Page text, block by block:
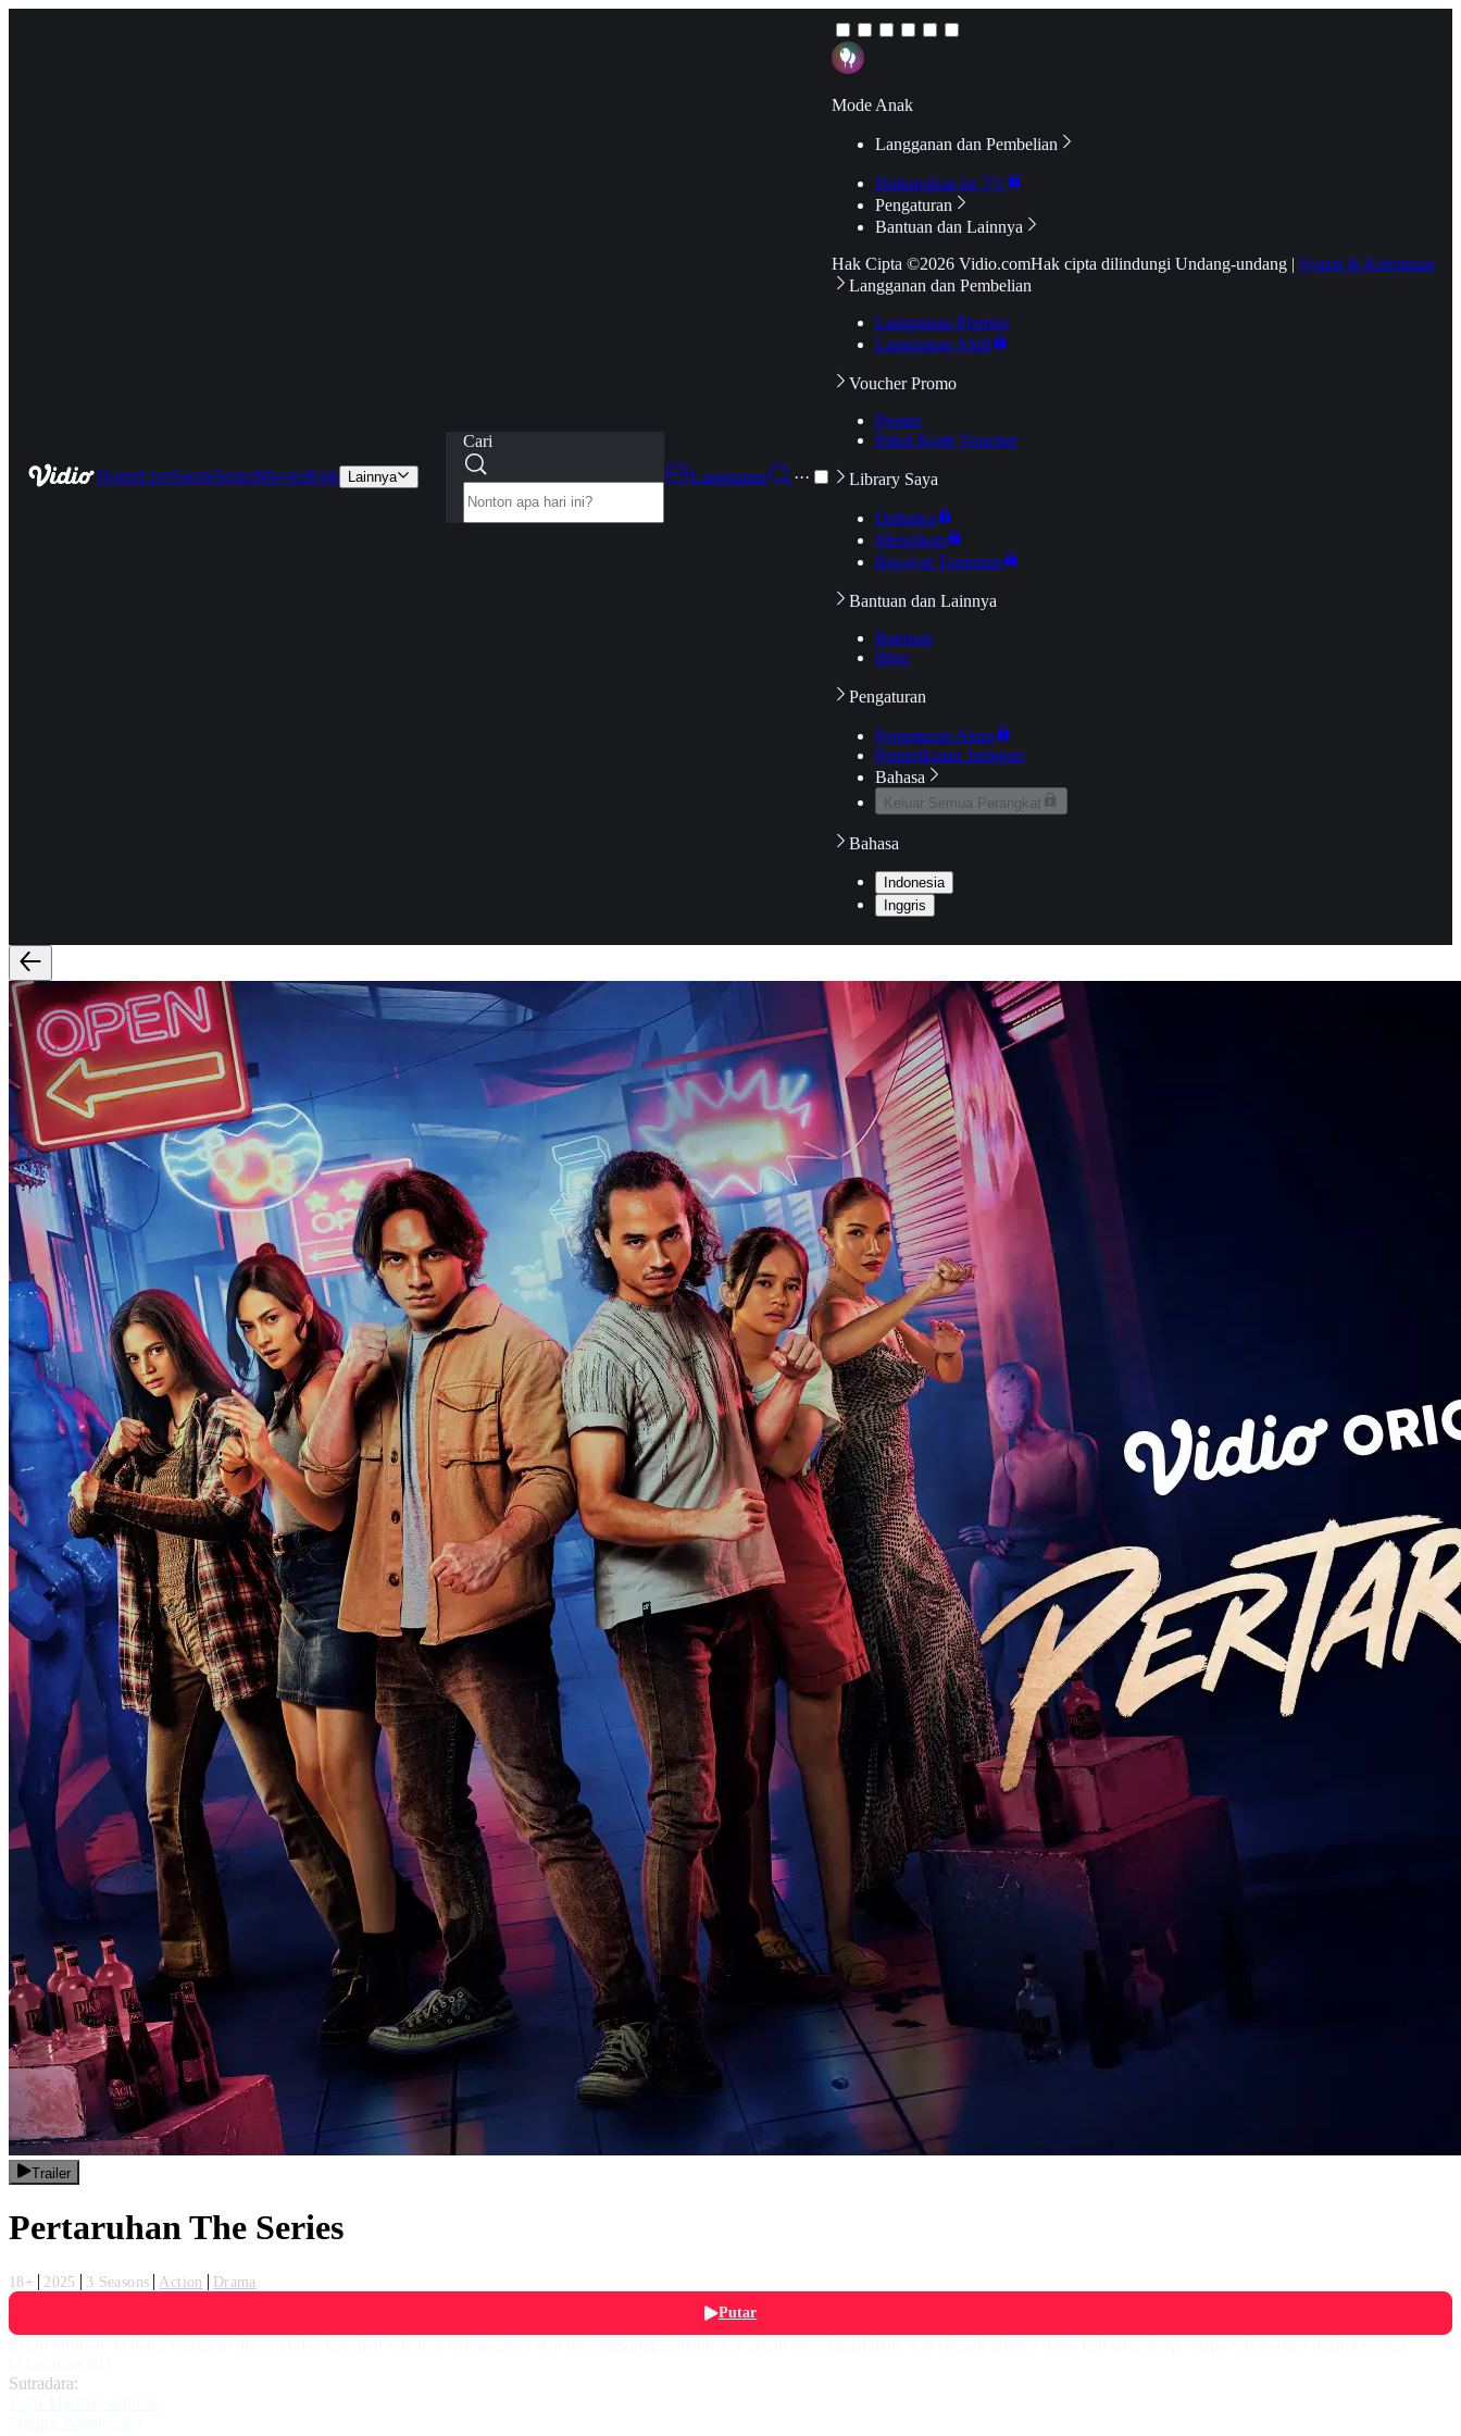
HomeLiveSportsSeriesMoviesKids Lainnya
Cari
Langganan
···
Mode Anak
Langganan dan Pembelian
Hubungkan ke TV
Pengaturan
Bantuan dan Lainnya
Hak Cipta ©2026 Vidio.comHak cipta dilindungi Undang-undang | Syarat & Ketentuan
Langganan dan Pembelian
Langganan Premier
Langganan Aktif
Voucher Promo
Promo
Pakai Kode Voucher
Library Saya
Daftarku
Mengikuti
Riwayat Tontonan
Bantuan dan Lainnya
Bantuan
Blog
Pengaturan
Pengaturan Akun
Pemeriksaan Jaringan
Bahasa
Keluar Semua Perangkat
Bahasa
Indonesia
Inggris
Trailer
Pertaruhan The Series
18+ 2025 3 Seasons Action
Drama
Putar
Sutradara: